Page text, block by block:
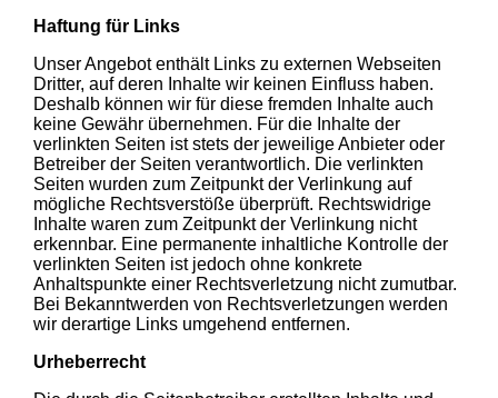
Haftung für Links
Unser Angebot enthält Links zu externen Webseiten
Dritter, auf deren Inhalte wir keinen Einfluss haben.
Deshalb können wir für diese fremden Inhalte auch
keine Gewähr übernehmen. Für die Inhalte der
verlinkten Seiten ist stets der jeweilige Anbieter oder
Betreiber der Seiten verantwortlich. Die verlinkten
Seiten wurden zum Zeitpunkt der Verlinkung auf
mögliche Rechtsverstöße überprüft. Rechtswidrige
Inhalte waren zum Zeitpunkt der Verlinkung nicht
erkennbar. Eine permanente inhaltliche Kontrolle der
verlinkten Seiten ist jedoch ohne konkrete
Anhaltspunkte einer Rechtsverletzung nicht zumutbar.
Bei Bekanntwerden von Rechtsverletzungen werden
wir derartige Links umgehend entfernen.
Urheberrecht